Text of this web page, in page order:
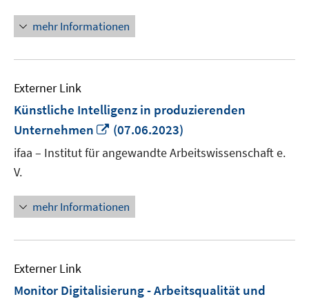
mehr Informationen
Externer Link
Künstliche Intelligenz in produzierenden
Unternehmen
In
Fenster
(07.06.2023)
ifaa – Institut für angewandte Arbeitswissenschaft e.
V.
mehr Informationen
Externer Link
Monitor Digitalisierung - Arbeitsqualität und